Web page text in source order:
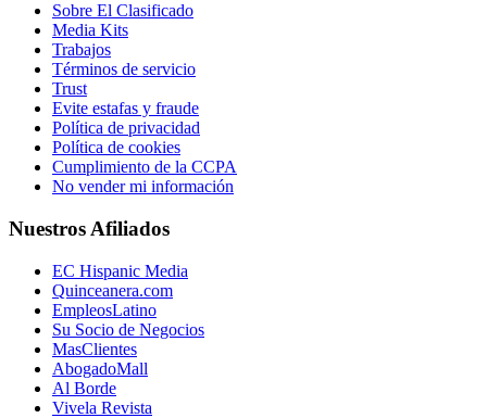
Sobre El Clasificado
Media Kits
Trabajos
Términos de servicio
Trust
Evite estafas y fraude
Política de privacidad
Política de cookies
Cumplimiento de la CCPA
No vender mi información
Nuestros Afiliados
EC Hispanic Media
Quinceanera.com
EmpleosLatino
Su Socio de Negocios
MasClientes
AbogadoMall
Al Borde
Vivela Revista